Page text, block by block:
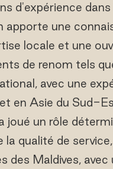
d'expérience
apporte une
locale et une
de renom tels
avec une
en Asie du Sud-
joué un rôle
qualité de
des Maldives,